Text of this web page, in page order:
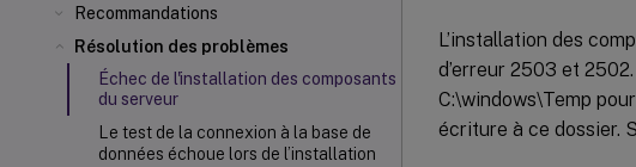
Recommandations
Résolution des problèmes
Échec de l'installation des composants
du serveur
Le test de la connexion à la base de
données échoue lors de l’installation
L’installation des
d’erreur 2503 et
C:\windows\Temp
écriture à ce dossier.